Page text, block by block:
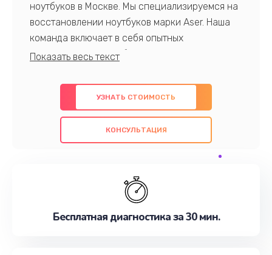
ноутбуков в Москве. Мы специализируемся на
восстановлении ноутбуков марки Aser. Наша
команда включает в себя опытных
профессионалов с обширными знаниями и
предлагаем быстрый и качественный ремонт с
использованием оригинальных компонентов, а
также гарантируем качество всех
проведенных работ. Наша цель - предоставить
наилучшим образом. Не медлите записаться на
УЗНАТЬ СТОИМОСТЬ
КОНСУЛЬТАЦИЯ
Бесплатная диагностика за 30 мин.